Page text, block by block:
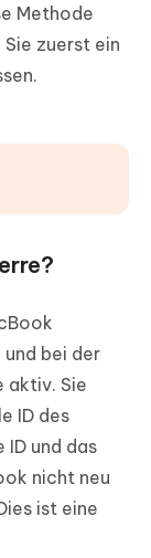
Methode
zuerst ein
bei der
aktiv. Sie
ID des
und das
nicht neu
ist eine